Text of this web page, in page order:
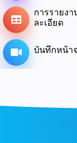
การรายง
ละเอียด
บันทึกหน้า